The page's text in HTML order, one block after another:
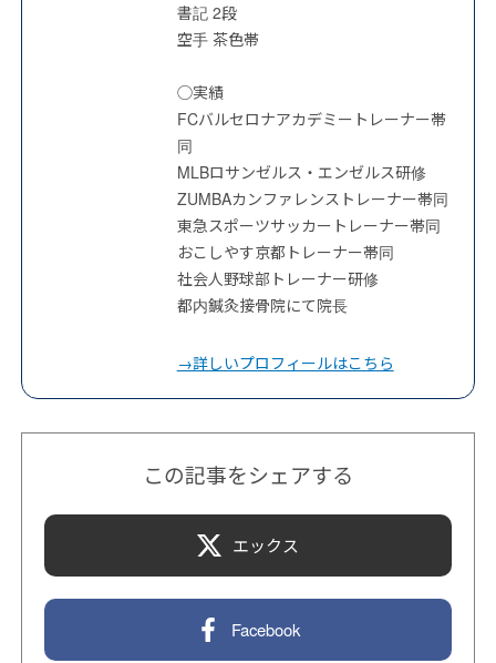
書記 2段
空手 茶色帯
◯実績
FCバルセロナアカデミートレーナー帯
同
MLBロサンゼルス・エンゼルス研修
ZUMBAカンファレンストレーナー帯同
東急スポーツサッカートレーナー帯同
おこしやす京都トレーナー帯同
社会人野球部トレーナー研修
都内鍼灸接骨院にて院長
→詳しいプロフィールはこちら
この記事をシェアする
エックス
Facebook